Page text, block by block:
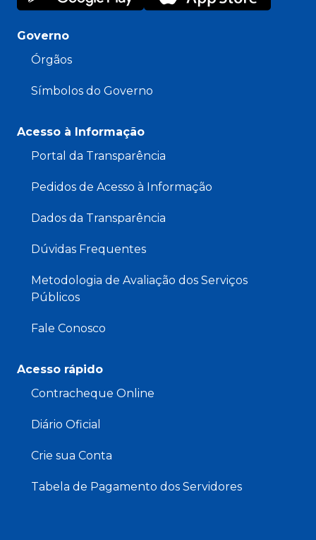
Governo
Órgãos
Símbolos do Governo
Acesso à Informação
Portal da Transparência
Pedidos de Acesso à Informação
Dados da Transparência
Dúvidas Frequentes
Metodologia de Avaliação dos Serviços
Públicos
Fale Conosco
Acesso rápido
Contracheque Online
Diário Oficial
Crie sua Conta
Tabela de Pagamento dos Servidores